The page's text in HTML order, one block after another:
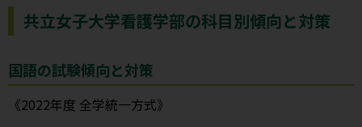
共立女子大学看護学部の科目別傾向と対策
国語の試験傾向と対策
《2022年度 全学統一方式》